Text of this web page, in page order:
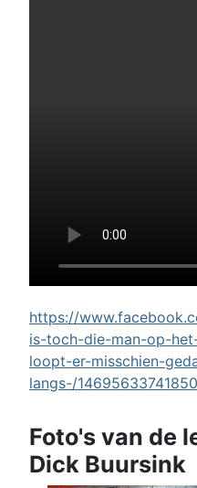
https://
is-toch-die-man-op-
loopt-er-misschien-
langs-/
Foto's van de
Dick Buursink